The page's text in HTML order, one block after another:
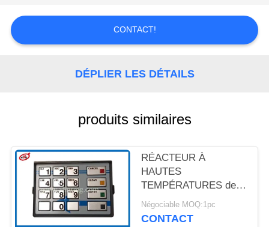
LES
AFFAIRES
UN DEVIS
PLAN
SITE
CONTACT!
DÉPLIER LES DÉTAILS
produits similaires
RÉACTEUR À
HAUTES
TEMPÉRATURES de
St STL de MDL LGE de
BSC de Diebold EPP7
Négociable MOQ:1pc
CONTACT